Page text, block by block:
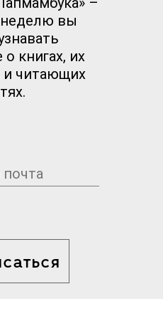
вы
книгах, их
и читающих